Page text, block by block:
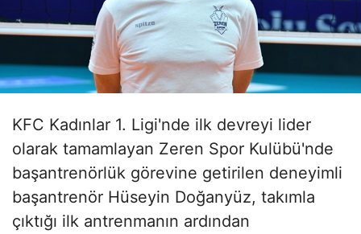
KFC Kadınlar 1. Ligi'nde ilk devreyi lider
olarak tamamlayan Zeren Spor Kulübü'nde
başantrenörlük görevine getirilen deneyimli
başantrenör Hüseyin Doğanyüz, takımla
çıktığı ilk antrenmanın ardından